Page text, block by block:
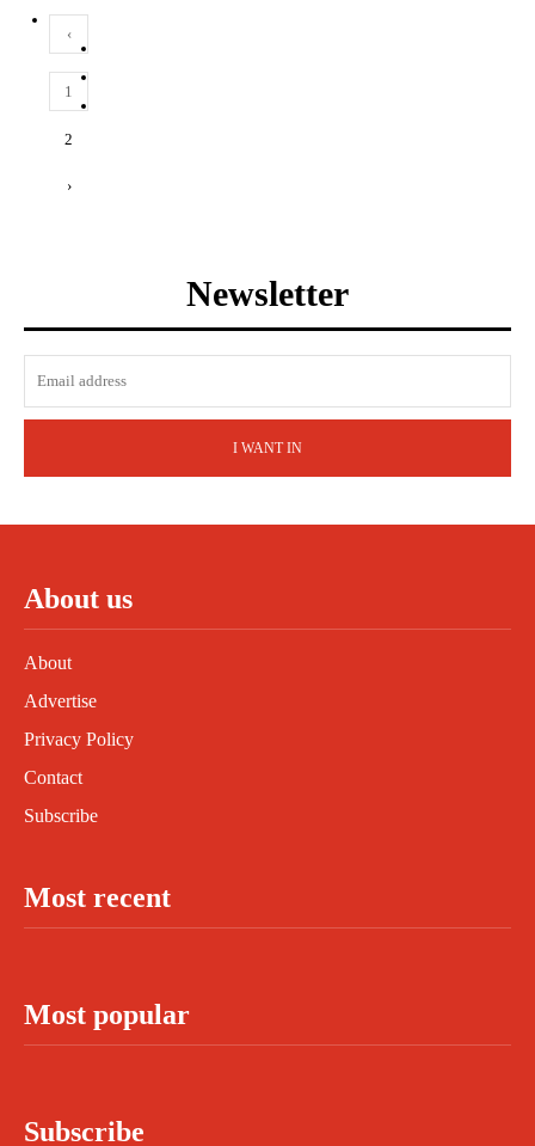
‹
1
2
›
Newsletter
I WANT IN
About us
About
Advertise
Privacy Policy
Contact
Subscribe
Most recent
Most popular
Subscribe